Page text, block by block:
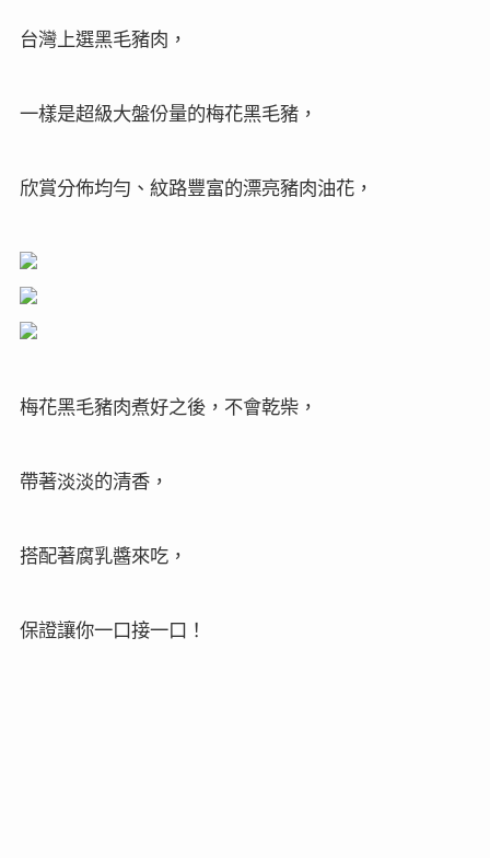
台灣上選黑毛豬肉，
一樣是超級大盤份量的梅花黑毛豬，
欣賞分佈均勻、紋路豐富的漂亮豬肉油花，
梅花黑毛豬肉煮好之後，不會乾柴，
帶著淡淡的清香，
搭配著腐乳醬來吃，
保證讓你一口接一口！